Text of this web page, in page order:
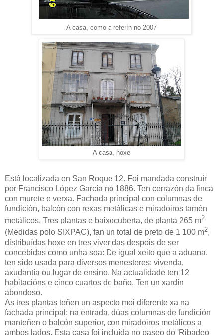
A casa, como a referín no 2007
A casa, hoxe
Está localizada en San Roque 12. Foi mandada construír
por Francisco López García no 1886. Ten cerrazón da finca
con murete e verxa. Fachada principal con columnas de
fundición, balcón con rexas metálicas e miradoiros tamén
metálicos. Tres plantas e baixocuberta, de planta 265 m2
(Medidas polo SIXPAC), fan un total de preto de 1 100 m2,
distribuídas hoxe en tres vivendas despois de ser
concebidas como unha soa: De igual xeito que a aduana,
ten sido usada para diversos menesteres: vivenda,
axudantía ou lugar de ensino. Na actualidade ten 12
habitacións e cinco cuartos de baño. Ten un xardín
abondoso.
As tres plantas teñen un aspecto moi diferente xa na
fachada principal: na entrada, dúas columnas de fundición
manteñen o balcón superior, con miradoiros metálicos a
ambos lados. Esta casa foi incluída no paseo do 'Ribadeo